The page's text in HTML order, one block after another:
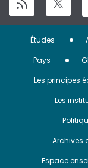
Menu
Pied
page
Études
Pays
Les principes
Les
Archives
Espace